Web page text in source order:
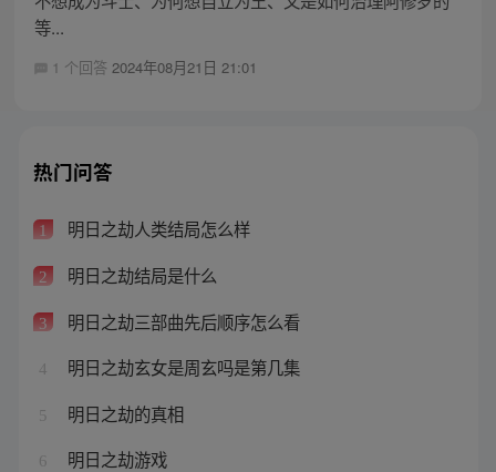
等...
1 个回答 2024年08月21日 21:01
热门问答
1 明日之劫人类结局怎么样
2 明日之劫结局是什么
3 明日之劫三部曲先后顺序怎么看
4 明日之劫玄女是周玄吗是第几集
5 明日之劫的真相
6 明日之劫游戏